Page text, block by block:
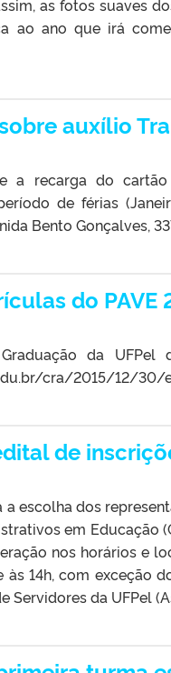
as fotos suaves
ao ano que irá
auxílio
a recarga do
de férias
Bento Gonçalves,
do PAVE
da
cra/2015/12/30/
de
escolha dos
em Educação
nos horários e
às 14h, com exceção
Servidores da UFPel